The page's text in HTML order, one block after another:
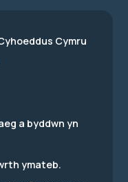
Cymru
a byddwn yn
ymateb.